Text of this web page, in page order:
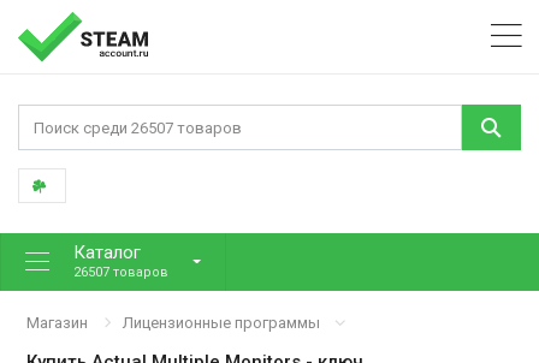
Каталог
26507 товаров
Магазин Лицензионные программы